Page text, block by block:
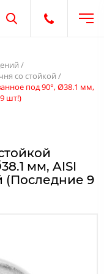
Открыть поиск
Открыть
со стойкой
под 90°, Ø38.1 мм,
шт!)
мм, AISI
(Последние 9